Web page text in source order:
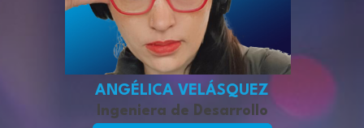
ANGÉLICA VELÁSQUEZ
Ingeniera de Desarrollo